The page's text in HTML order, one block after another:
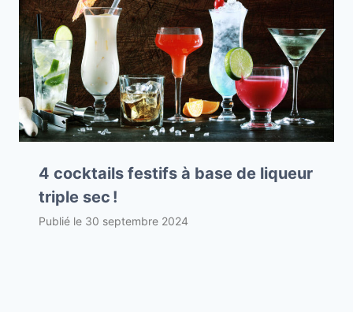
4 cocktails festifs à base de liqueur
triple sec !
Publié le 30 septembre 2024